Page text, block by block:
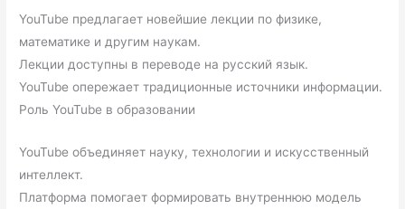
YouTube предлагает новейшие лекции по физике,
математике и другим наукам.
Лекции доступны в переводе на русский язык.
YouTube опережает традиционные источники информации.
Роль YouTube в образовании
YouTube объединяет науку, технологии и искусственный
интеллект.
Платформа помогает формировать внутреннюю модель